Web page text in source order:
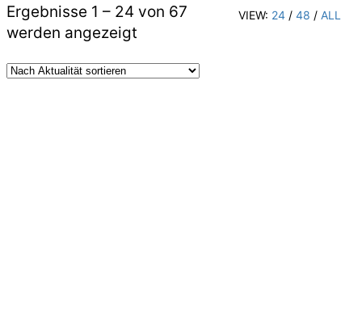
VIEW: 24 / 48 / ALL
Ergebnisse 1 – 24 von 67
werden angezeigt
sortiert